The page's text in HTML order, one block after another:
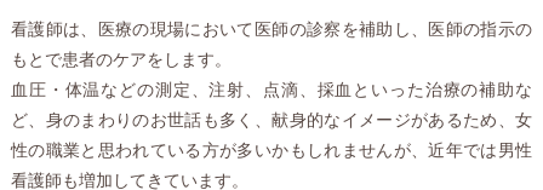
看護師は、医療の現場において医師の診察を補助し、医師の指示の
もとで患者のケアをします。
血圧・体温などの測定、注射、点滴、採血といった治療の補助な
ど、身のまわりのお世話も多く、献身的なイメージがあるため、女
性の職業と思われている方が多いかもしれませんが、近年では男性
看護師も増加してきています。